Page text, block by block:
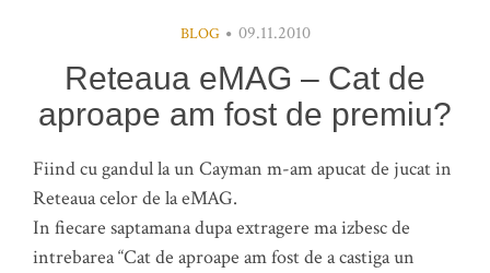
BLOG 09.11.2010
Reteaua eMAG – Cat de
aproape am fost de premiu?
Fiind cu gandul la un Cayman m-am apucat de jucat in
Reteaua celor de la eMAG.
In fiecare saptamana dupa extragere ma izbesc de
intrebarea “Cat de aproape am fost de a castiga un